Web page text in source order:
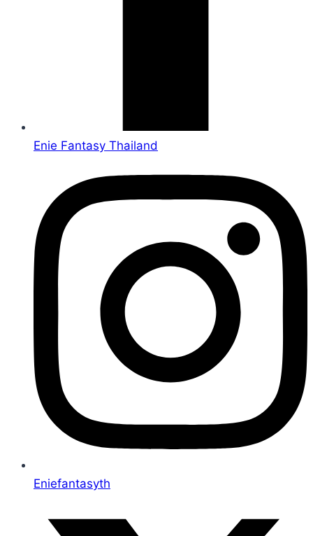
Enie Fantasy Thailand
Eniefantasyth